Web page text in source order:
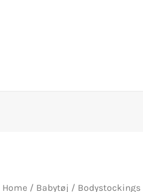
Home / Babytøj / Bodystockings